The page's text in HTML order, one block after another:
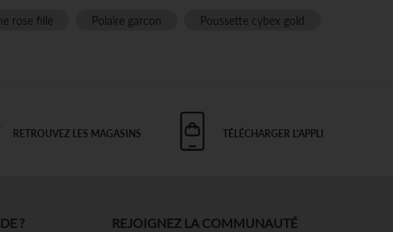
rose fille Polaire garcon
Poussette cybex gold
RETROUVEZ LES MAGASINS TÉLÉCHARGER L'APPLI
? REJOIGNEZ LA COMMUNAUTÉ